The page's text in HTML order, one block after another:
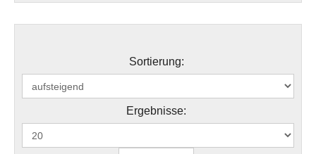
Sortierung:
Ergebnisse: